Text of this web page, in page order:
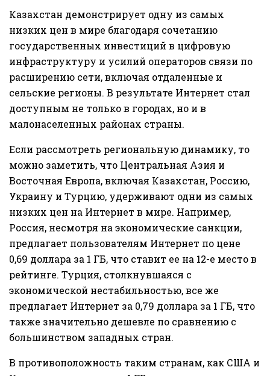
Казахстан демонстрирует одну из самых
низких цен в мире благодаря сочетанию
государственных инвестиций в цифровую
инфраструктуру и усилий операторов связи по
расширению сети, включая отдаленные и
сельские регионы. В результате Интернет стал
доступным не только в городах, но и в
малонаселенных районах страны.
Если рассмотреть региональную динамику, то
можно заметить, что Центральная Азия и
Восточная Европа, включая Казахстан, Россию,
Украину и Турцию, удерживают одни из самых
низких цен на Интернет в мире. Например,
Россия, несмотря на экономические санкции,
предлагает пользователям Интернет по цене
0,69 доллара за 1 ГБ, что ставит ее на 12-е место в
рейтинге. Турция, столкнувшаяся с
экономической нестабильностью, все же
предлагает Интернет за 0,79 доллара за 1 ГБ, что
также значительно дешевле по сравнению с
большинством западных стран.
В противоположность таким странам, как США и